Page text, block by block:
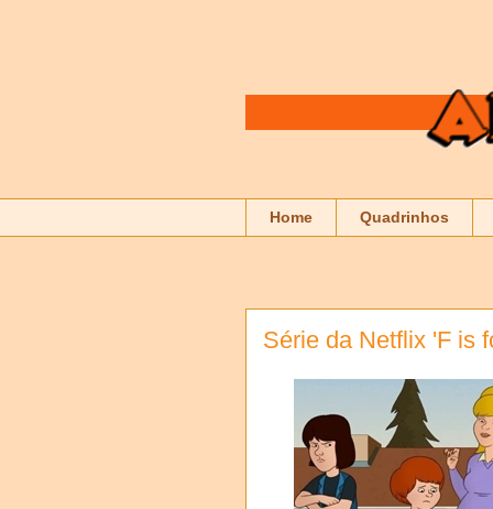
Home Quadrinhos
Série da Netflix 'F is